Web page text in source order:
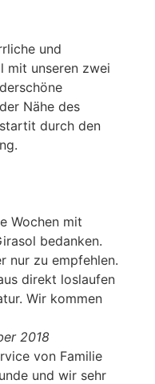
und
mit unseren zwei
Nähe des
durch den
Wochen mit
bedanken.
nur zu empfehlen.
direkt loslaufen
Wir kommen
2018
von Familie
und wir sehr